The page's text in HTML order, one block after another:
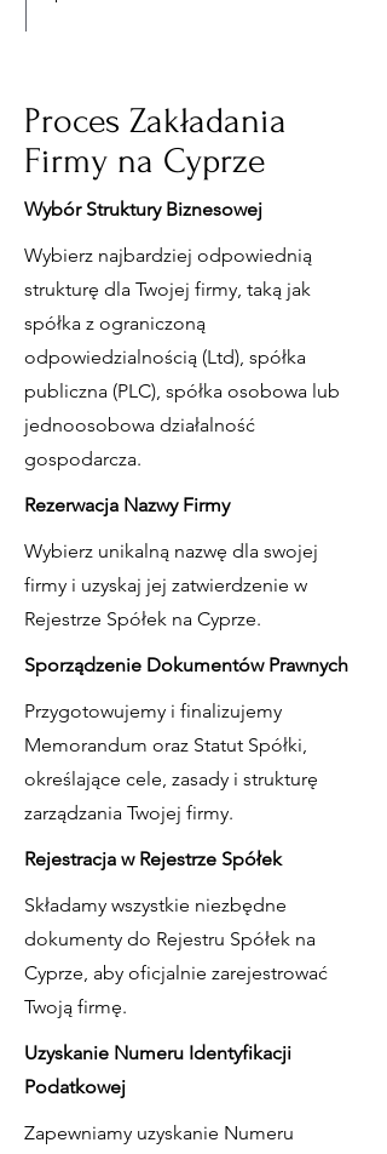
Proces Zakładania
Firmy na Cyprze
Wybór Struktury Biznesowej
Wybierz najbardziej odpowiednią
strukturę dla Twojej firmy, taką jak
spółka z ograniczoną
odpowiedzialnością (Ltd), spółka
publiczna (PLC), spółka osobowa lub
jednoosobowa działalność
gospodarcza.
Rezerwacja Nazwy Firmy
Wybierz unikalną nazwę dla swojej
firmy i uzyskaj jej zatwierdzenie w
Rejestrze Spółek na Cyprze.
Sporządzenie Dokumentów Prawnych
Przygotowujemy i finalizujemy
Memorandum oraz Statut Spółki,
określające cele, zasady i strukturę
zarządzania Twojej firmy.
Rejestracja w Rejestrze Spółek
Składamy wszystkie niezbędne
dokumenty do Rejestru Spółek na
Cyprze, aby oficjalnie zarejestrować
Twoją firmę.
Uzyskanie Numeru Identyfikacji
Podatkowej
Zapewniamy uzyskanie Numeru